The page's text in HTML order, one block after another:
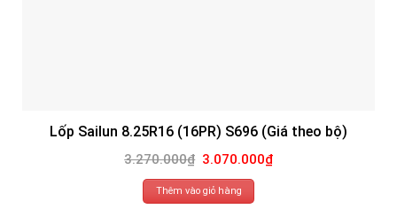
Lốp Sailun 8.25R16 (16PR) S696 (Giá theo bộ)
3.270.000₫ Giá
gốc
là:
3.270.000₫.
3.070.000₫Giá
hiện
Thêm vào giỏ hàng